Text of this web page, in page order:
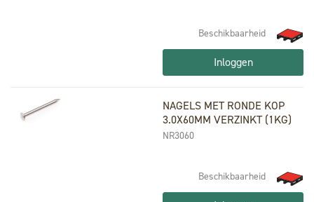
Beschikbaarheid
Inloggen
NAGELS MET RONDE KOP
3.0X60MM VERZINKT (1KG)
NR3060
Beschikbaarheid